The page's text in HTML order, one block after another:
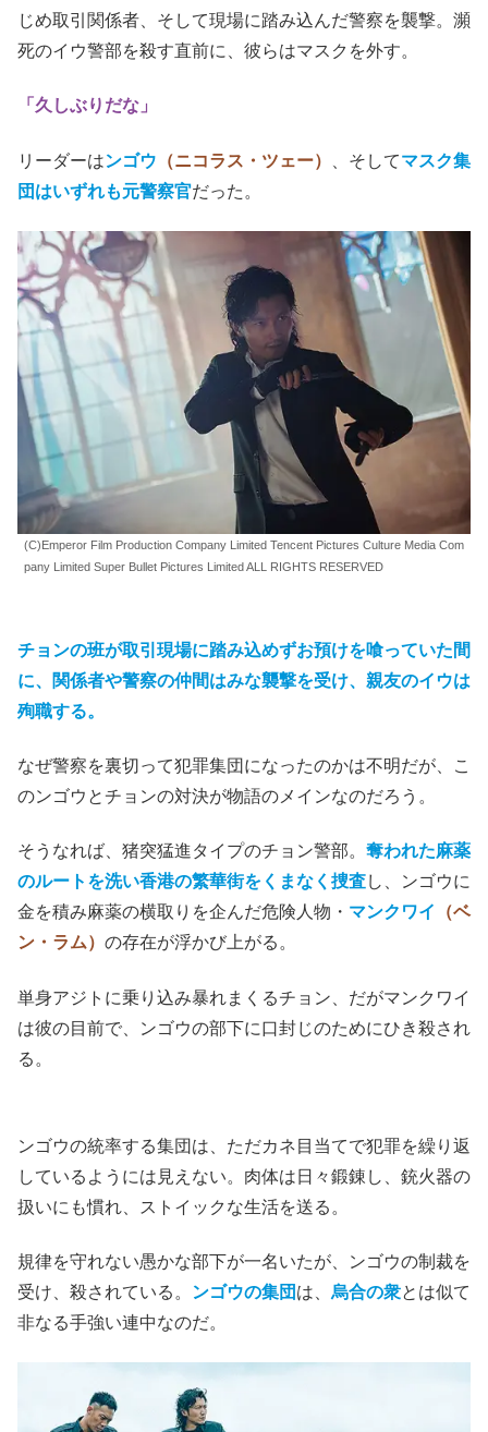
じめ取引関係者、そして現場に踏み込んだ警察を襲撃。瀕
死のイウ警部を殺す直前に、彼らはマスクを外す。
「久しぶりだな」
リーダーはンゴウ （ニコラス・ツェー） 、そしてマスク集
団はいずれも元警察官だった。
(C)Emperor Film Production Company Limited Tencent Pictures Culture Media Com
pany Limited Super Bullet Pictures Limited ALL RIGHTS RESERVED
チョンの班が取引現場に踏み込めずお預けを喰っていた間
に、関係者や警察の仲間はみな襲撃を受け、親友のイウは
殉職する。
なぜ警察を裏切って犯罪集団になったのかは不明だが、こ
のンゴウとチョンの対決が物語のメインなのだろう。
そうなれば、猪突猛進タイプのチョン警部。 奪われた麻薬
のルートを洗い香港の繁華街をくまなく捜査し、ンゴウに
金を積み麻薬の横取りを企んだ危険人物・ マンクワイ
（ベ
ン・ラム） の存在が浮かび上がる。
単身アジトに乗り込み暴れまくるチョン、だがマンクワイ
は彼の目前で、ンゴウの部下に口封じのためにひき殺され
る。
ンゴウの統率する集団は、ただカネ目当てで犯罪を繰り返
しているようには見えない。肉体は日々鍛錬し、銃火器の
扱いにも慣れ、ストイックな生活を送る。
規律を守れない愚かな部下が一名いたが、ンゴウの制裁を
受け、殺されている。
ンゴウの集団 は、 烏合の衆とは似て
非なる手強い連中なのだ。